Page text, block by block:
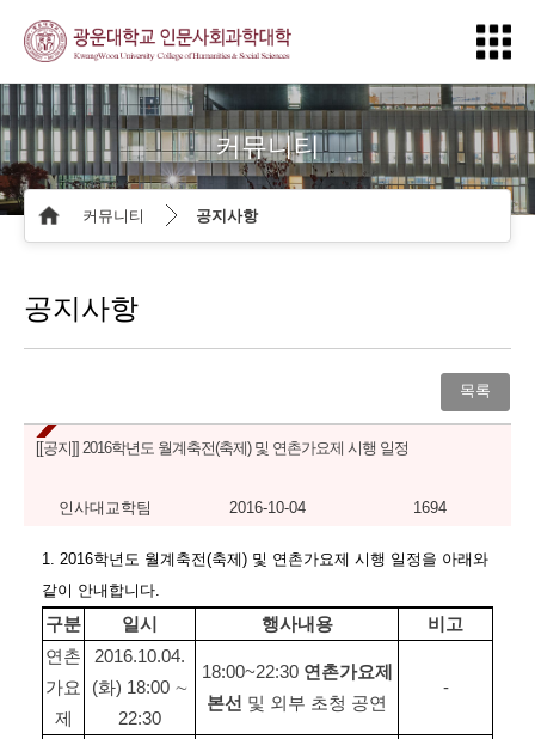
커뮤니티
커뮤니티 공지사항
공지사항
목록
[[공지]] 2016학년도 월계축전(축제) 및 연촌가요제 시행 일정
인사대교학팀 2016-10-04 1694
1. 2016학년도 월계축전(축제) 및 연촌가요제 시행 일정을 아래와
같이 안내합니다.
구분 일시 행사내용
비고
연촌
가요
제
2016.10.04.
(화) 18:00 ∼
22:30
18:00~22:30 연촌가요제
본선 및 외부 초청 공연
-